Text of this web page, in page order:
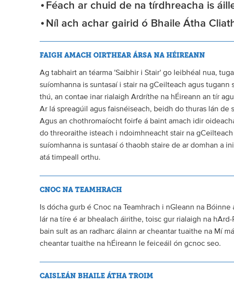
Féach ar chuid de na tírdhreacha is
Níl ach achar gairid ó Bhaile Átha
FAIGH AMACH OIRTHEAR ÁRSA NA HÉIREANN
Ag tabhairt an téarma 'Saibhir i Stair' go leibhéal nua,
suíomhanna is suntasaí i stair na gCeilteach agus
thú, an contae inar rialaigh Ardríthe na hÉireann an tír
Ar lá spreagúil agus faisnéiseach, beidh do thuras lán de
Agus an chothromaíocht foirfe á baint amach idir
do threoraithe isteach i ndoimhneacht stair na
suíomhanna is suntasaí ó thaobh staire de ar domhan a
atá timpeall orthu.
CNOC NA TEAMHRACH
Is dócha gurb é Cnoc na Teamhrach i nGleann na
lár na tíre é ar bhealach áirithe, toisc gur rialaigh na
bain sult as an radharc álainn ar cheantar tuaithe na Mí
cheantar tuaithe na hÉireann le feiceáil ón gcnoc seo.
CAISLEÁN BHAILE ÁTHA TROIM